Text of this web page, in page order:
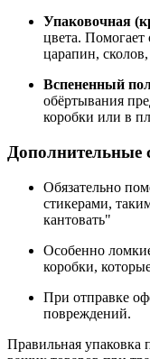
Упаковочная
цвета. Помогает
царапин,
Вспененный
обёртывания
коробки или в
Дополнительные
Обязательно
стикерами,
кантовать"
Особенно
коробки,
При отправке
повреждений.
Правильная упаковка